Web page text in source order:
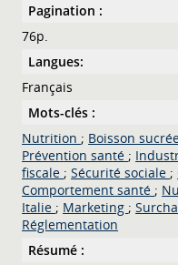
Pagination :
76p.
Langues:
Français
Mots-clés :
Nutrition ; Boisson
Prévention santé ;
fiscale ; Sécurité sociale ;
Comportement santé ;
Italie ; Marketing ;
Réglementation
Résumé :